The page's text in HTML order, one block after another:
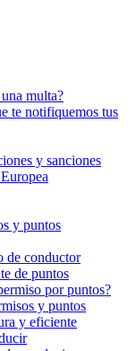
multa?
te notifiquemos tus
y sanciones
y puntos
de conductor
de puntos
por puntos?
y puntos
y eficiente